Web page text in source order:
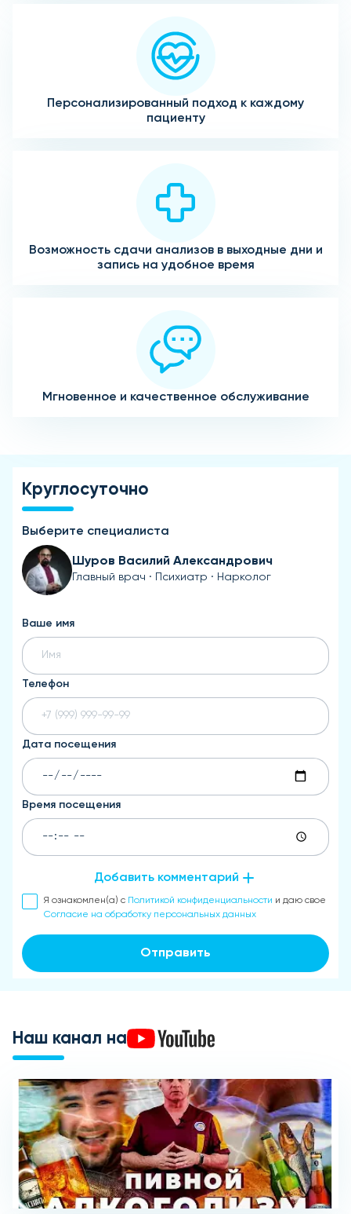
Персонализированный подход к каждому
пациенту
Возможность сдачи анализов в выходные дни и
запись на удобное время
Мгновенное и качественное обслуживание
Круглосуточно
Выберите специалиста
Шуров Василий Александрович
Главный врач · Психиатр · Нарколог
Ваше имя
Телефон
Дата посещения
Время посещения
Добавить комментарий
Я ознакомлен(а) с Политикой конфиденциальности и даю свое
Согласие на обработку персональных данных
Отправить
Наш канал на